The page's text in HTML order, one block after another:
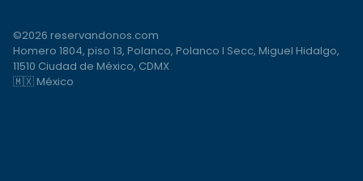
©2026 reservandonos.com
Homero 1804, piso 13, Polanco, Polanco I Secc, Miguel Hidalgo,
11510 Ciudad de México, CDMX
🇲🇽 México